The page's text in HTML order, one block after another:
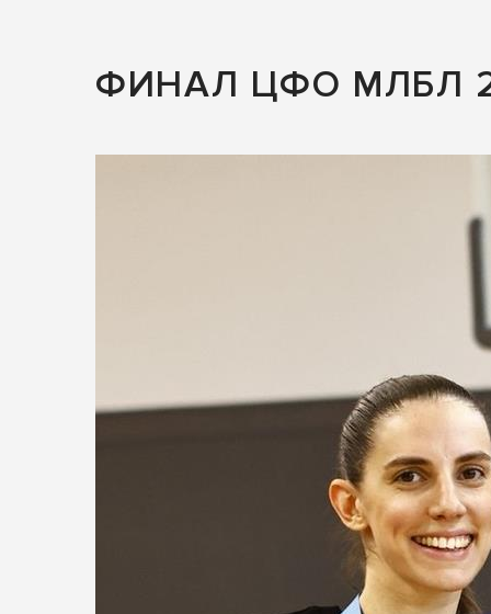
ФИНАЛ ЦФО МЛБЛ